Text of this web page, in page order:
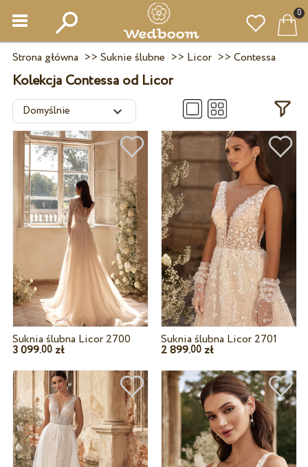
0
Strona główna >> Suknie ślubne >> Licor>> Contessa
Kolekcja Contessa od Licor
Suknia ślubna Licor 2700
3 099.00zł
Suknia ślubna Licor 2701
2 899.00 zł